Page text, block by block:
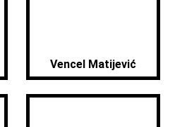
Vencel Matijević